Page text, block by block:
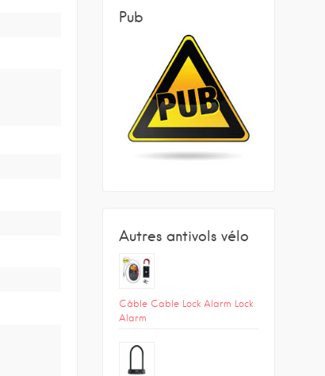
Pub
Autres antivols vélo
Câble Cable Lock Alarm Lock
Alarm